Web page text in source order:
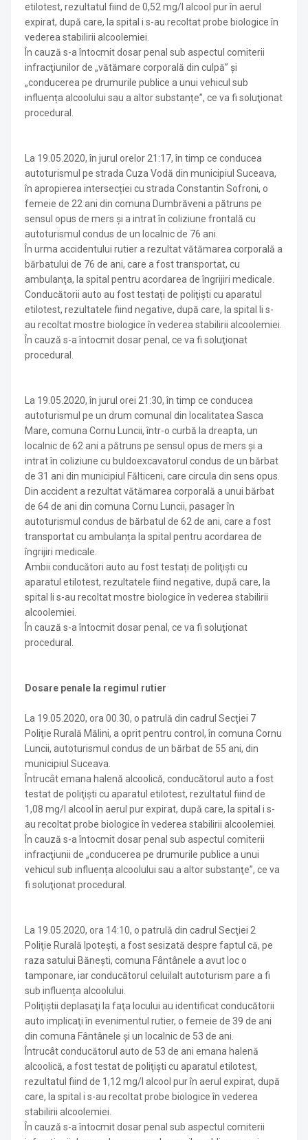
etilotest, rezultatul fiind de 0,52 mg/l alcool pur în aerul
expirat, după care, la spital i s-au recoltat probe biologice în
vederea stabilirii alcoolemiei.
În cauză s-a întocmit dosar penal sub aspectul comiterii
infracţiunilor de „vătămare corporală din culpă” și
„conducerea pe drumurile publice a unui vehicul sub
influența alcoolului sau a altor substanțe”, ce va fi soluţionat
procedural.
La 19.05.2020, în jurul orelor 21:17, în timp ce conducea
autoturismul pe strada Cuza Vodă din municipiul Suceava,
în apropierea intersecției cu strada Constantin Sofroni, o
femeie de 22 ani din comuna Dumbrăveni a pătruns pe
sensul opus de mers și a intrat în coliziune frontală cu
autoturismul condus de un localnic de 76 ani.
În urma accidentului rutier a rezultat vătămarea corporală a
bărbatului de 76 de ani, care a fost transportat, cu
ambulanţa, la spital pentru acordarea de îngrijiri medicale.
Conducătorii auto au fost testați de poliţişti cu aparatul
etilotest, rezultatele fiind negative, după care, la spital li s-
au recoltat mostre biologice în vederea stabilirii alcoolemiei.
În cauză s-a întocmit dosar penal, ce va fi soluţionat
procedural.
La 19.05.2020, în jurul orei 21:30, în timp ce conducea
autoturismul pe un drum comunal din localitatea Sasca
Mare, comuna Cornu Luncii, într-o curbă la dreapta, un
localnic de 62 ani a pătruns pe sensul opus de mers și a
intrat în coliziune cu buldoexcavatorul condus de un bărbat
de 31 ani din municipiul Fălticeni, care circula din sens opus.
Din accident a rezultat vătămarea corporală a unui bărbat
de 64 de ani din comuna Cornu Luncii, pasager în
autoturismul condus de bărbatul de 62 de ani, care a fost
transportat cu ambulanța la spital pentru acordarea de
îngrijiri medicale.
Ambii conducători auto au fost testați de poliţişti cu
aparatul etilotest, rezultatele fiind negative, după care, la
spital li s-au recoltat mostre biologice în vederea stabilirii
alcoolemiei.
În cauză s-a întocmit dosar penal, ce va fi soluţionat
procedural.
Dosare penale la regimul rutier
La 19.05.2020, ora 00.30, o patrulă din cadrul Secţiei 7
Poliţie Rurală Mălini, a oprit pentru control, în comuna Cornu
Luncii, autoturismul condus de un bărbat de 55 ani, din
municipiul Suceava.
Întrucât emana halenă alcoolică, conducătorul auto a fost
testat de poliţişti cu aparatul etilotest, rezultatul fiind de
1,08 mg/l alcool în aerul pur expirat, după care, la spital i s-
au recoltat probe biologice în vederea stabilirii alcoolemiei.
În cauză s-a întocmit dosar penal sub aspectul comiterii
infracţiunii de „conducerea pe drumurile publice a unui
vehicul sub influența alcoolului sau a altor substanţe”, ce va
fi soluţionat procedural.
La 19.05.2020, ora 14:10, o patrulă din cadrul Secţiei 2
Poliţie Rurală Ipoteşti, a fost sesizată despre faptul că, pe
raza satului Bănești, comuna Fântânele a avut loc o
tamponare, iar conducătorul celuilalt autoturism pare a fi
sub influența alcoolului.
Poliţiştii deplasaţi la faţa locului au identificat conducătorii
auto implicaţi în evenimentul rutier, o femeie de 39 de ani
din comuna Fântânele şi un localnic de 53 de ani.
Întrucât conducătorul auto de 53 de ani emana halenă
alcoolică, a fost testat de poliţişti cu aparatul etilotest,
rezultatul fiind de 1,12 mg/l alcool pur în aerul expirat, după
care, la spital i s-au recoltat probe biologice în vederea
stabilirii alcoolemiei.
În cauză s-a întocmit dosar penal sub aspectul comiterii